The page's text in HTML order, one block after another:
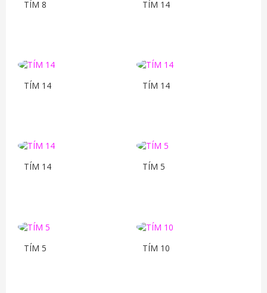
TÍM 8 TÍM 14
TÍM 14 TÍM 14
TÍM 14 TÍM 5
TÍM 5 TÍM 10